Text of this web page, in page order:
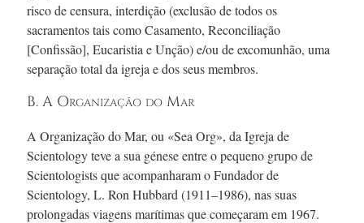
risco de censura, interdição (exclusão de todos os
sacramentos tais como Casamento, Reconciliação
[Confissão], Eucaristia e Unção) e/ou de excomunhão, uma
separação total da igreja e dos seus membros.
B. A Organização do Mar
A Organização do Mar, ou «Sea Org», da Igreja de
Scientology teve a sua génese entre o pequeno grupo de
Scientologists que acompanharam o Fundador de
Scientology, L. Ron Hubbard (1911–1986), nas suas
prolongadas viagens marítimas que começaramem 1967.